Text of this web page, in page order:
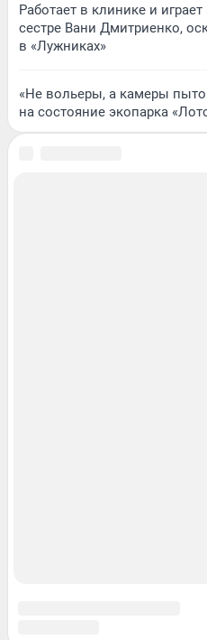
Работает в клинике и
сестре Вани Дмитриенко,
в «Лужниках»
«Не вольеры, а камеры
на состояние экопарка